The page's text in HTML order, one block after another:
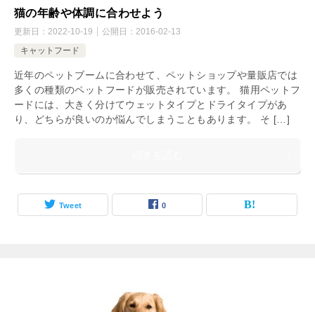
猫の年齢や体調に合わせよう
更新日： 2022-10-19 公開日： 2016-02-13
キャットフード
近年のペットブームに合わせて、ペットショップや量販店では
多くの種類のペットフードが販売されています。 猫用ペットフ
ードには、大きく分けてウェットタイプとドライタイプがあ
り、どちらが良いのか悩んでしまうこともあります。 そ […]
Tweet 0